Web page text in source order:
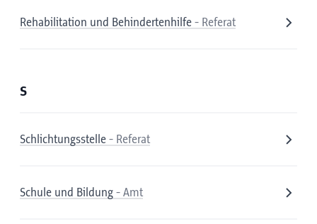
Rehabilitation und Behindertenhilfe - Referat
S
Schlichtungsstelle - Referat
Schule und Bildung - Amt